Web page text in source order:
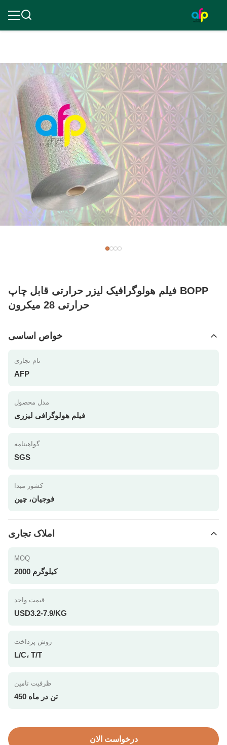
فیلم هولوگرافیک لیزر حرارتی قابل چاپ BOPP
حرارتی 28 میکرون
خواص اساسی
نام تجاری
AFP
مدل محصول
فیلم هولوگرافی لیزری
گواهینامه
SGS
کشور مبدا
فوجیان، چین
املاک تجاری
MOQ
2000 کیلوگرم
قیمت واحد
USD3.2-7.9/KG
روش پرداخت
L/C، T/T
ظرفیت تامین
450 تن در ماه
درخواست الان